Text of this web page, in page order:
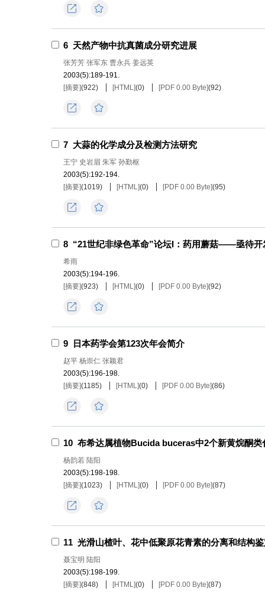
6 天然产物中抗真菌成分研究进展
张芳芳 张军东 曹永兵 姜远英
2003(5):189-191.
[摘要](922) [HTML](0) [PDF 0.00 Byte](92)
7 大蒜的化学成分及检测方法研究
王宁 史岩眉 朱军 孙勤枢
2003(5):192-194.
[摘要](1019) [HTML](0) [PDF 0.00 Byte](95)
8 “21世纪非绿色革命”论坛I：药用蘑菇——亟待开
希雨
2003(5):194-196.
[摘要](923) [HTML](0) [PDF 0.00 Byte](92)
9 日本药学会第123次年会简介
赵平 杨崇仁 张颖君
2003(5):196-198.
[摘要](1185) [HTML](0) [PDF 0.00 Byte](86)
10 布希达属植物Bucida buceras中2个新黄烷酮
杨韵若 陆阳
2003(5):198-198.
[摘要](1023) [HTML](0) [PDF 0.00 Byte](87)
11 光滑山楂叶、花中低聚原花青素的分离和结构鉴
聂宝明 陆阳
2003(5):198-199.
[摘要](848) [HTML](0) [PDF 0.00 Byte](87)